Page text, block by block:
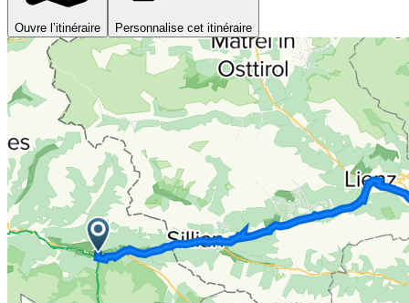
Ouvre l’itinéraire Personnalise cet itinéraire